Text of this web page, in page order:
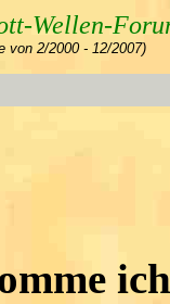
Wellen-
von 2/2000 - 12/2007)